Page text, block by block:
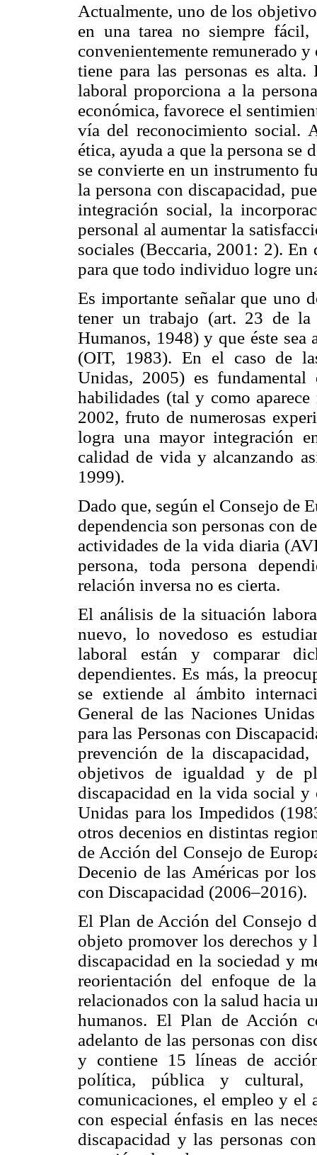
Actualmente, uno de los
en una tarea no siempre
convenientemente remunerado
tiene para las personas es
laboral proporciona a la
económica, favorece el
vía del reconocimiento social.
ética, ayuda a que la persona se
se convierte en un instrumento
la persona con discapacidad,
integración social, la
personal al aumentar la
sociales (Beccaria, 2001: 2).
para que todo individuo logre
Es importante señalar que uno
tener un trabajo (art. 23 de la
Humanos, 1948) y que éste sea
(OIT, 1983). En el caso de
Unidas, 2005) es fundamental
habilidades (tal y como
2002, fruto de numerosas
logra una mayor integración
calidad de vida y alcanzando
1999).
Dado que, según el Consejo de
dependencia son personas con
actividades de la vida diaria
persona, toda persona
relación inversa no es cierta.
El análisis de la situación
nuevo, lo novedoso es
laboral están y comparar
dependientes. Es más, la
se extiende al ámbito
General de las Naciones
para las Personas con
prevención de la
objetivos de igualdad y de
discapacidad en la vida social
Unidas para los Impedidos
otros decenios en distintas
de Acción del Consejo de
Decenio de las Américas por
con Discapacidad (2006–2016).
El Plan de Acción del Consejo
objeto promover los derechos y
discapacidad en la sociedad y
reorientación del enfoque de
relacionados con la salud hacia
humanos. El Plan de Acción
adelanto de las personas con
y contiene 15 líneas de
política, pública y
comunicaciones, el empleo y el
con especial énfasis en las
discapacidad y las personas